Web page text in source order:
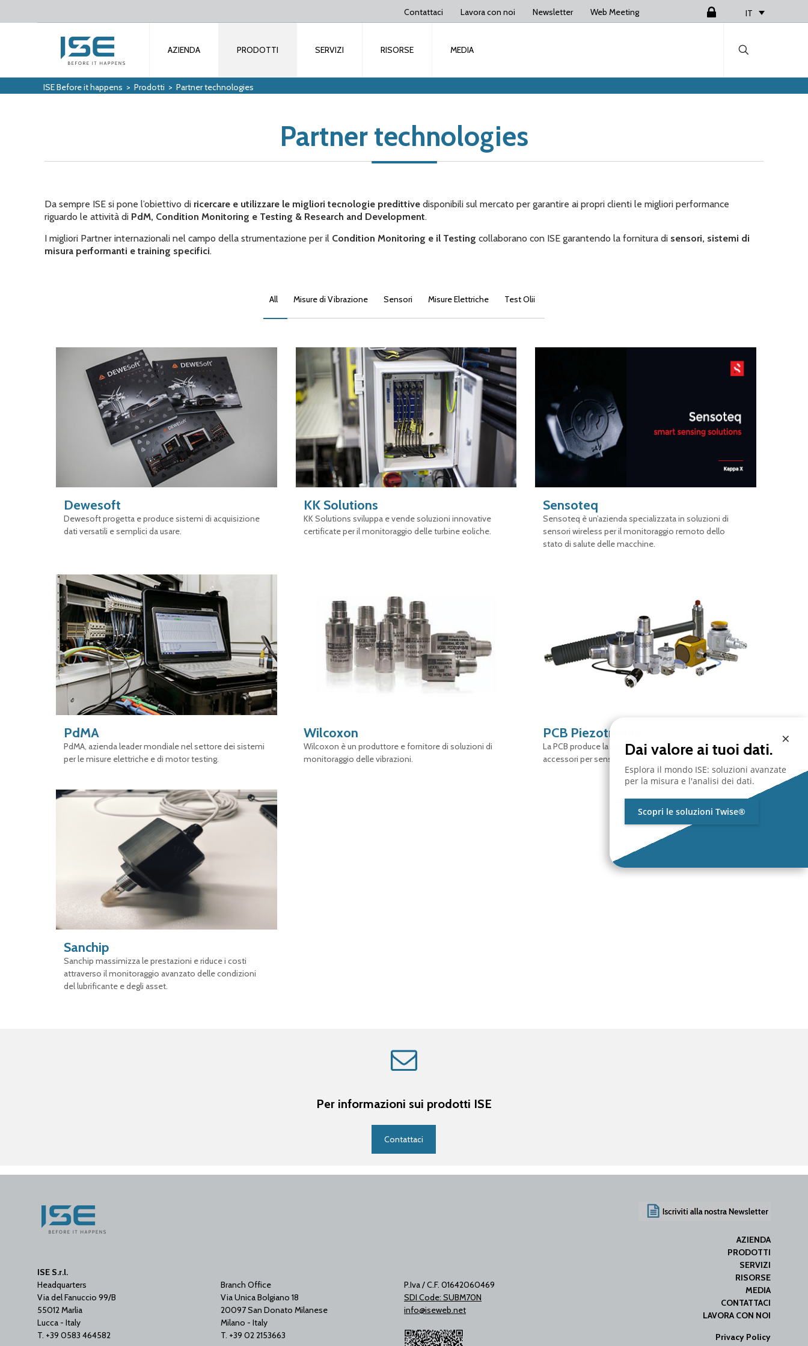
Contattaci Lavora con noi Newsletter Web Meeting IT
AZIENDA PRODOTTI SERVIZI RISORSE MEDIA
ISE Before it happens > Prodotti > Partner technologies
Partner technologies
Da sempre ISE si pone l’obiettivo di ricercare e utilizzare le migliori tecnologie predittive disponibili sul mercato per garantire ai propri clienti le migliori performance
riguardo le attività di PdM, Condition Monitoring e Testing & Research and Development.
I migliori Partner internazionali nel campo della strumentazione per il Condition Monitoring e il Testing collaborano con ISE garantendo la fornitura di sensori, sistemi di
misura performanti e training specifici.
All Misure di Vibrazione Sensori Misure Elettriche Test Olii
Dewesoft
Dewesoft progetta e produce sistemi di acquisizione
dati versatili e semplici da usare.
KK Solutions
KK Solutions sviluppa e vende soluzioni innovative
certificate per il monitoraggio delle turbine eoliche.
Sensoteq
Sensoteq è un’azienda specializzata in soluzioni di
sensori wireless per il monitoraggio remoto dello
stato di salute delle macchine.
PdMA
PdMA, azienda leader mondiale nel settore dei sistemi
per le misure elettriche e di motor testing.
Wilcoxon
Wilcoxon è un produttore e fornitore di soluzioni di
monitoraggio delle vibrazioni.
PCB Piezotronics
La PCB produce la più grande selezione di sensori e
accessori per sensori in tutto il mondo.
Sanchip
Sanchip massimizza le prestazioni e riduce i costi
attraverso il monitoraggio avanzato delle condizioni
del lubrificante e degli asset.
Per informazioni sui prodotti ISE
Contattaci
ISE S.r.l.
Headquarters
Via del Fanuccio 99/B
55012 Marlia
Lucca - Italy
T. +39 0583 464582
Branch Office
Via Unica Bolgiano 18
20097 San Donato Milanese
Milano - Italy
T. +39 02 2153663
P.Iva / C.F. 01642060469
SDI Code: SUBM70N
info@iseweb.net
AZIENDA
PRODOTTI
SERVIZI
RISORSE
MEDIA
CONTATTACI
LAVORA CON NOI
Privacy Policy
×
Dai valore ai tuoi dati.
Esplora il mondo ISE: soluzioni avanzate
per la misura e l'analisi dei dati.
Scopri le soluzioni Twise®